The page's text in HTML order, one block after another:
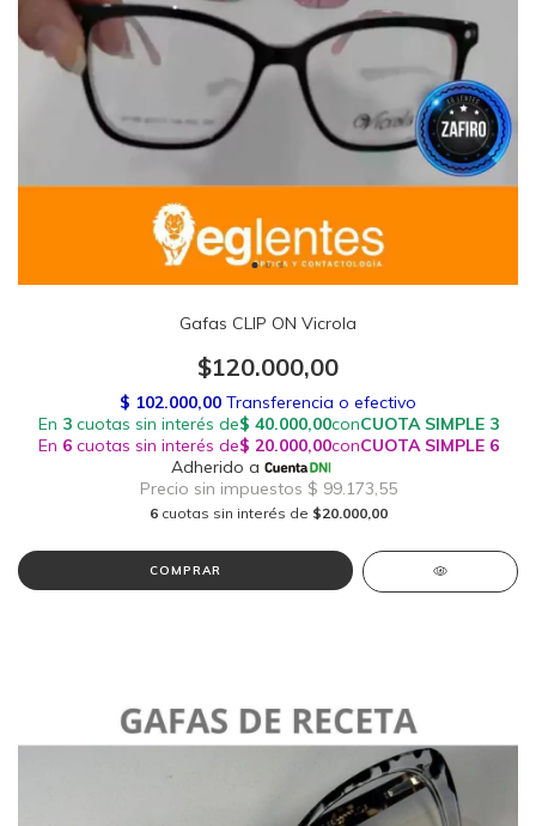
Gafas CLIP ON Vicrola
$120.000,00
6 cuotas sin interés de $20.000,00